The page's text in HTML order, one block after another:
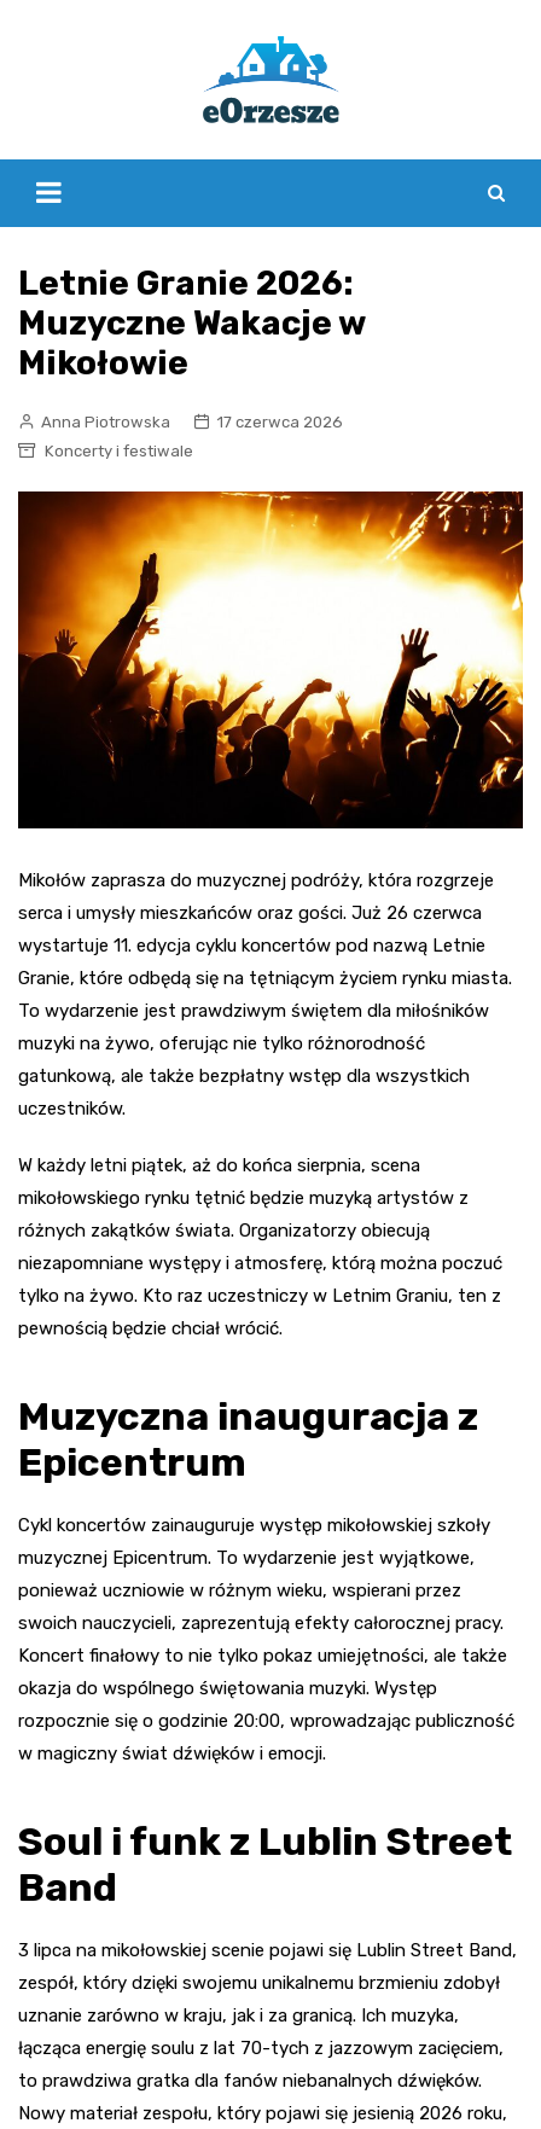
Letnie Granie 2026:
Muzyczne Wakacje w
Mikołowie
Anna Piotrowska
17 czerwca 2026
Koncerty i festiwale
Mikołów zaprasza do muzycznej podróży, która rozgrzeje
serca i umysły mieszkańców oraz gości. Już 26 czerwca
wystartuje 11. edycja cyklu koncertów pod nazwą Letnie
Granie, które odbędą się na tętniącym życiem rynku miasta.
To wydarzenie jest prawdziwym świętem dla miłośników
muzyki na żywo, oferując nie tylko różnorodność
gatunkową, ale także bezpłatny wstęp dla wszystkich
uczestników.
W każdy letni piątek, aż do końca sierpnia, scena
mikołowskiego rynku tętnić będzie muzyką artystów z
różnych zakątków świata. Organizatorzy obiecują
niezapomniane występy i atmosferę, którą można poczuć
tylko na żywo. Kto raz uczestniczy w Letnim Graniu, ten z
pewnością będzie chciał wrócić.
Muzyczna inauguracja z
Epicentrum
Cykl koncertów zainauguruje występ mikołowskiej szkoły
muzycznej Epicentrum. To wydarzenie jest wyjątkowe,
ponieważ uczniowie w różnym wieku, wspierani przez
swoich nauczycieli, zaprezentują efekty całorocznej pracy.
Koncert finałowy to nie tylko pokaz umiejętności, ale także
okazja do wspólnego świętowania muzyki. Występ
rozpocznie się o godzinie 20:00, wprowadzając publiczność
w magiczny świat dźwięków i emocji.
Soul i funk z Lublin Street
Band
3 lipca na mikołowskiej scenie pojawi się Lublin Street Band,
zespół, który dzięki swojemu unikalnemu brzmieniu zdobył
uznanie zarówno w kraju, jak i za granicą. Ich muzyka,
łącząca energię soulu z lat 70-tych z jazzowym zacięciem,
to prawdziwa gratka dla fanów niebanalnych dźwięków.
Nowy materiał zespołu, który pojawi się jesienią 2026 roku,